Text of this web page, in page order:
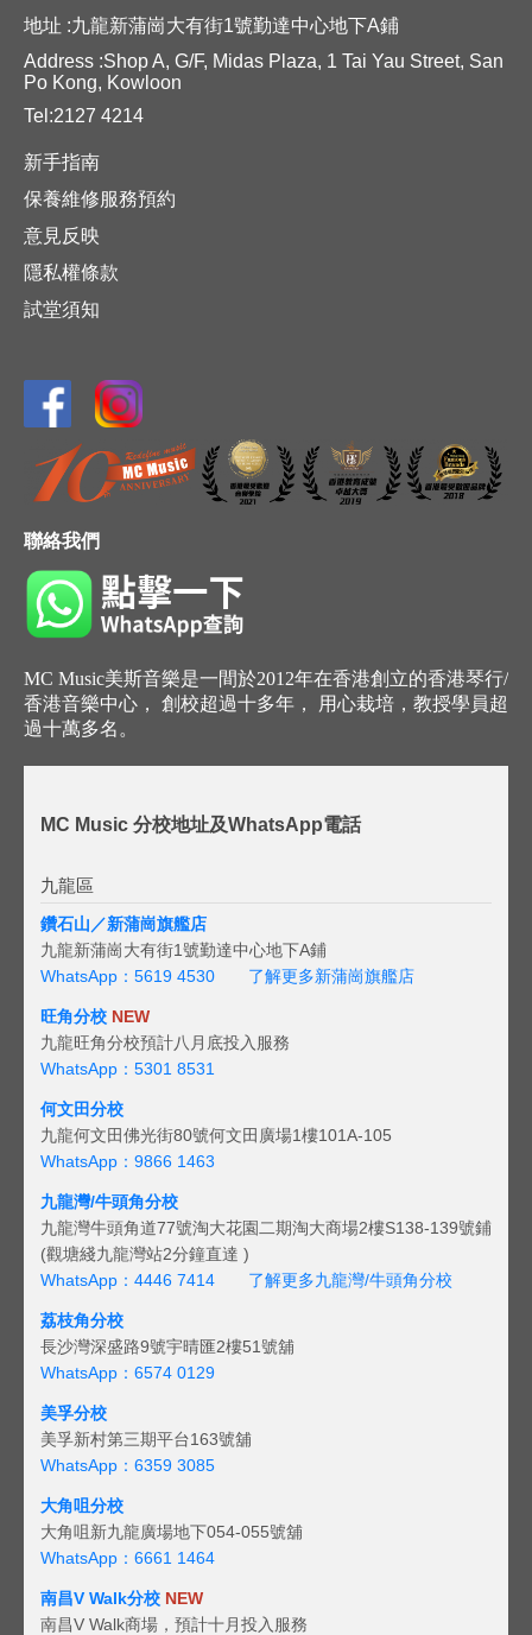
地址 :九龍新蒲崗大有街1號勤達中心地下A鋪
Address :Shop A, G/F, Midas Plaza, 1 Tai Yau Street, San
Po Kong, Kowloon
Tel:2127 4214
新手指南
保養維修服務預約
意見反映
隱私權條款
試堂須知
聯絡我們
MC Music美斯音樂是一間於2012年在香港創立的香港琴行/
香港音樂中心， 創校超過十多年， 用心栽培，教授學員超
過十萬多名。
MC Music 分校地址及WhatsApp電話
九龍區
鑽石山／新蒲崗旗艦店
九龍新蒲崗大有街1號勤達中心地下A鋪
WhatsApp：5619 4530
了解更多新蒲崗旗艦店
旺角分校 NEW
九龍旺角分校預計八月底投入服務
WhatsApp：5301 8531
何文田分校
九龍何文田佛光街80號何文田廣場1樓101A-105
WhatsApp：9866 1463
九龍灣/牛頭角分校
九龍灣牛頭角道77號淘大花園二期淘大商場2樓S138-139號鋪
(觀塘綫九龍灣站2分鐘直達 )
WhatsApp：4446 7414
了解更多九龍灣/牛頭角分校
荔枝角分校
長沙灣深盛路9號宇晴匯2樓51號舖
WhatsApp：6574 0129
美孚分校
美孚新村第三期平台163號舖
WhatsApp：6359 3085
大角咀分校
大角咀新九龍廣場地下054-055號舖
WhatsApp：6661 1464
南昌V Walk分校 NEW
南昌V Walk商場，預計十月投入服務